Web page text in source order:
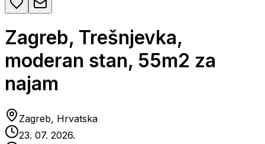
Zagreb, Trešnjevka,
moderan stan, 55m2 za
najam
Zagreb, Hrvatska
23. 07. 2026.